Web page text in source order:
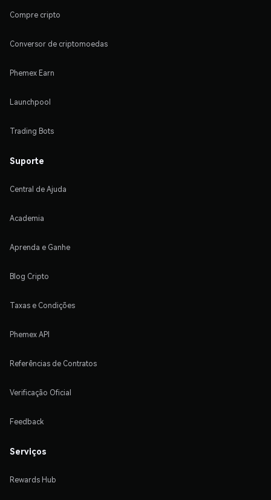
Compre cripto
Conversor de criptomoedas
Phemex Earn
Launchpool
Trading Bots
Suporte
Central de Ajuda
Academia
Aprenda e Ganhe
Blog Cripto
Taxas e Condições
Phemex API
Referências de Contratos
Verificação Oficial
Feedback
Serviços
Rewards Hub